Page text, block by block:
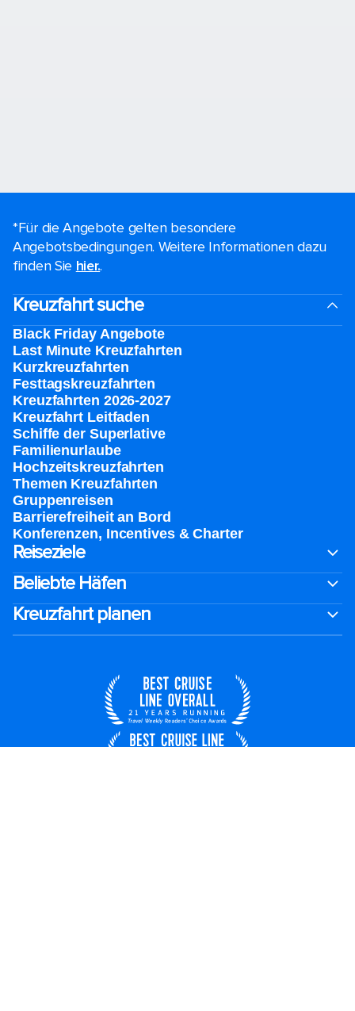
*Für die Angebote gelten besondere
Angebotsbedingungen. Weitere Informationen dazu
finden Sie hier..
Kreuzfahrt suche
Black Friday Angebote
Last Minute Kreuzfahrten
Kurzkreuzfahrten​
Festtagskreuzfahrten​
Kreuzfahrten 2026-2027
Kreuzfahrt Leitfaden
Schiffe der Superlative
Familienurlaube​
Hochzeitskreuzfahrten
Themen Kreuzfahrten
Gruppenreisen
Barrierefreiheit an Bord​
Konferenzen, Incentives & Charter
Reiseziele
Beliebte Häfen
Kreuzfahrt planen